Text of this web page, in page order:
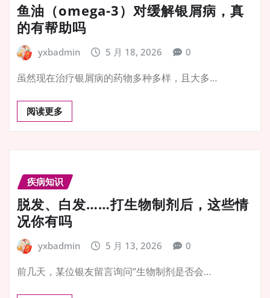
鱼油（omega-3）对缓解银屑病，真
的有帮助吗
yxbadmin 5 月 18, 2026 0
虽然现在治疗银屑病的药物多种多样，且大多…
阅读更多
疾病知识
脱发、白发……打生物制剂后，这些情
况你有吗
yxbadmin 5 月 13, 2026 0
前几天，某位银友留言询问“生物制剂是否会…